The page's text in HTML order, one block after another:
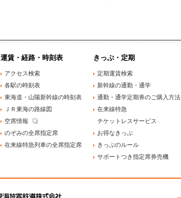
運賃・経路・時刻表
アクセス検索
各駅の時刻表
東海道・山陽新幹線の時刻表
ＪＲ東海の路線図
空席情報
のぞみの全席指定席
在来線特急列車の全席指定席
きっぷ・定期
定期運賃検索
新幹線の通勤・通学
通勤・通学定期券のご購入方法
在来線特急
チケットレスサービス
お得なきっぷ
きっぷのルール
サポートつき指定席券売機